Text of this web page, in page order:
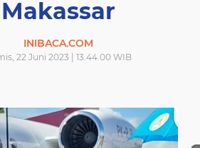
Makassar
INIBACA.COM
22 Juni 2023 | 13.44.00 WIB